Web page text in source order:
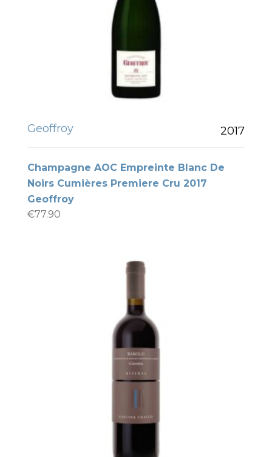
Geoffroy 2017
Champagne AOC Empreinte Blanc De
Noirs Cumières Premiere Cru 2017
Geoffroy
€77.90